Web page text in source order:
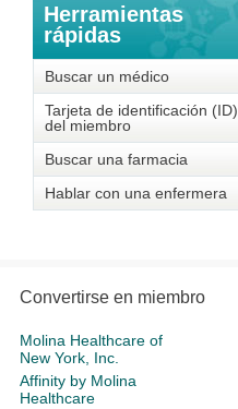
Herramientas
rápidas
Buscar un médico
Tarjeta de identificación (ID)
del miembro
Buscar una farmacia
Hablar con una enfermera
Convertirse en miembro
Molina Healthcare of
New York, Inc.
Affinity by Molina
Healthcare